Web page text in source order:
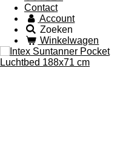
Contact
Account
Zoeken
Winkelwagen